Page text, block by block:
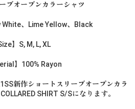
ブオープンカラーシャツ
White、Lime Yellow、Black
】S, M, L, XL
】100% Rayon
新作ショートスリーブオープンカラ
SHIRT S/Sになります。